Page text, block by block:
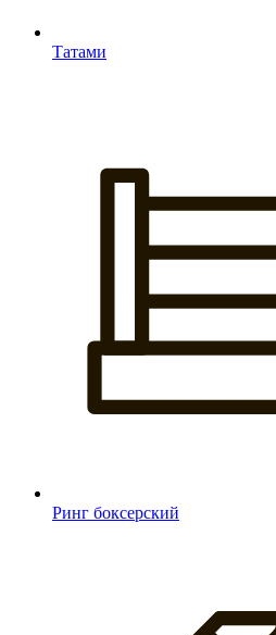
Татами
Ринг боксерский